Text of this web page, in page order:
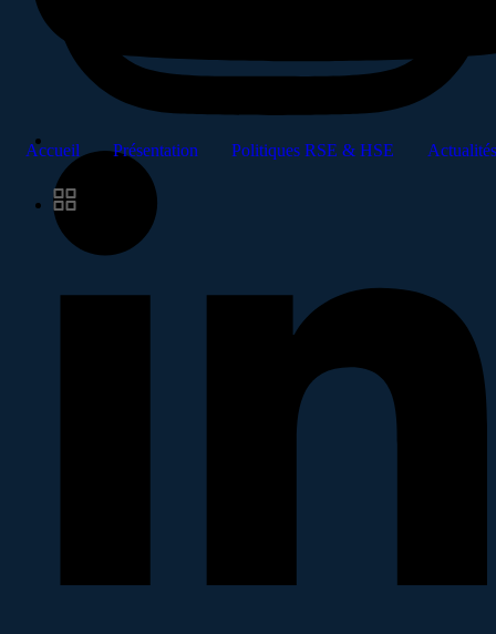
Accueil Présentation Politiques RSE & HSE Actualités